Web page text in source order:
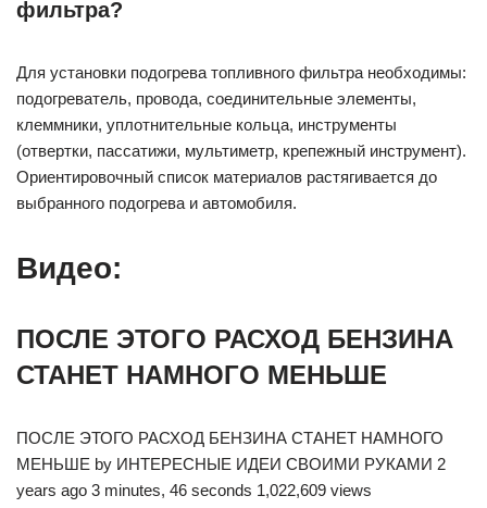
фильтра?
Для установки подогрева топливного фильтра необходимы:
подогреватель, провода, соединительные элементы,
клеммники, уплотнительные кольца, инструменты
(отвертки, пассатижи, мультиметр, крепежный инструмент).
Ориентировочный список материалов растягивается до
выбранного подогрева и автомобиля.
Видео:
ПОСЛЕ ЭТОГО РАСХОД БЕНЗИНА
СТАНЕТ НАМНОГО МЕНЬШЕ
ПОСЛЕ ЭТОГО РАСХОД БЕНЗИНА СТАНЕТ НАМНОГО
МЕНЬШЕ by ИНТЕРЕСНЫЕ ИДЕИ СВОИМИ РУКАМИ 2
years ago 3 minutes, 46 seconds 1,022,609 views